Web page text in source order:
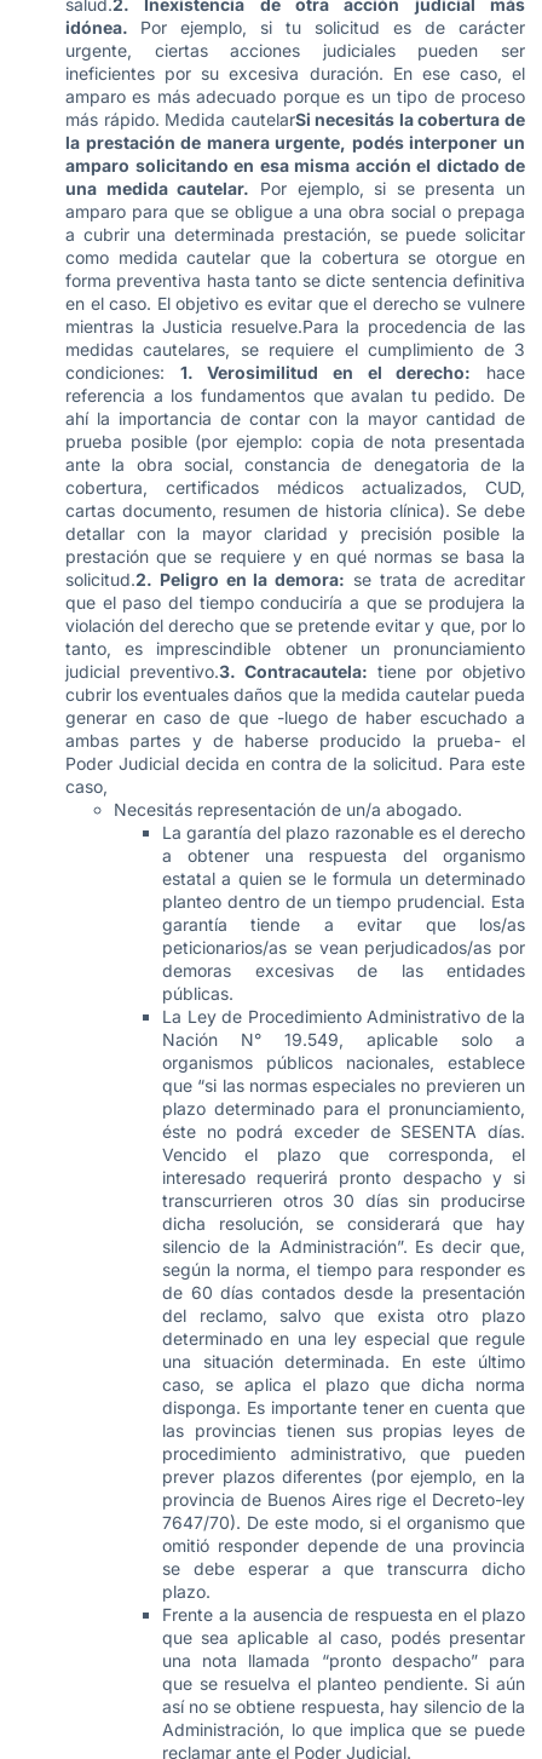
idónea. Por ejemplo, si tu solicitud es de carácter
urgente, ciertas acciones judiciales pueden ser
ineficientes por su excesiva duración. En ese caso, el
amparo es más adecuado porque es un tipo de proceso
más rápido. Medida cautelarSi necesitás la cobertura de
la prestación de manera urgente, podés interponer un
amparo solicitando en esa misma acción el dictado de
una medida cautelar. Por ejemplo, si se presenta un
amparo para que se obligue a una obra social o prepaga
a cubrir una determinada prestación, se puede solicitar
como medida cautelar que la cobertura se otorgue en
forma preventiva hasta tanto se dicte sentencia definitiva
en el caso. El objetivo es evitar que el derecho se vulnere
mientras la Justicia resuelve.Para la procedencia de las
medidas cautelares, se requiere el cumplimiento de 3
condiciones: 1. Verosimilitud en el derecho: hace
referencia a los fundamentos que avalan tu pedido. De
ahí la importancia de contar con la mayor cantidad de
prueba posible (por ejemplo: copia de nota presentada
ante la obra social, constancia de denegatoria de la
cobertura, certificados médicos actualizados, CUD,
cartas documento, resumen de historia clínica). Se debe
detallar con la mayor claridad y precisión posible la
prestación que se requiere y en qué normas se basa la
solicitud.2. Peligro en la demora: se trata de acreditar
que el paso del tiempo conduciría a que se produjera la
violación del derecho que se pretende evitar y que, por lo
tanto, es imprescindible obtener un pronunciamiento
judicial preventivo.3. Contracautela: tiene por objetivo
cubrir los eventuales daños que la medida cautelar pueda
generar en caso de que -luego de haber escuchado a
ambas partes y de haberse producido la prueba- el
Poder Judicial decida en contra de la solicitud. Para este
caso,
Necesitás representación de un/a abogado.
La garantía del plazo razonable es el derecho
a obtener una respuesta del organismo
estatal a quien se le formula un determinado
planteo dentro de un tiempo prudencial. Esta
garantía tiende a evitar que los/as
peticionarios/as se vean perjudicados/as por
demoras excesivas de las entidades
públicas.
La Ley de Procedimiento Administrativo de la
Nación N° 19.549, aplicable solo a
organismos públicos nacionales, establece
que “si las normas especiales no previeren un
plazo determinado para el pronunciamiento,
éste no podrá exceder de SESENTA días.
Vencido el plazo que corresponda, el
interesado requerirá pronto despacho y si
transcurrieren otros 30 días sin producirse
dicha resolución, se considerará que hay
silencio de la Administración”. Es decir que,
según la norma, el tiempo para responder es
de 60 días contados desde la presentación
del reclamo, salvo que exista otro plazo
determinado en una ley especial que regule
una situación determinada. En este último
caso, se aplica el plazo que dicha norma
disponga. Es importante tener en cuenta que
las provincias tienen sus propias leyes de
procedimiento administrativo, que pueden
prever plazos diferentes (por ejemplo, en la
provincia de Buenos Aires rige el Decreto-ley
7647/70). De este modo, si el organismo que
omitió responder depende de una provincia
se debe esperar a que transcurra dicho
plazo.
Frente a la ausencia de respuesta en el plazo
que sea aplicable al caso, podés presentar
una nota llamada “pronto despacho” para
que se resuelva el planteo pendiente. Si aún
así no se obtiene respuesta, hay silencio de la
Administración, lo que implica que se puede
reclamar ante el Poder Judicial.